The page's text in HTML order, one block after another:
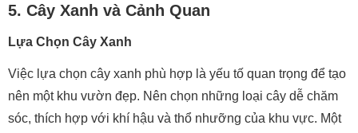
5. Cây Xanh và Cảnh Quan
Lựa Chọn Cây Xanh
Việc lựa chọn cây xanh phù hợp là yếu tố quan trọng để tạo
nên một khu vườn đẹp. Nên chọn những loại cây dễ chăm
sóc, thích hợp với khí hậu và thổ nhưỡng của khu vực. Một